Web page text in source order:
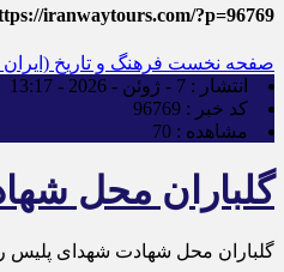
iranwaytours.com/?p=96769
صفحه نخست فرهنگ و تاریخ
انتشار : 7 - ژوئن - 2026 - 13:17
کد خبر : 96769
مشاهده : 70
گلباران محل
گلباران محل شهادت شهدای پلیس